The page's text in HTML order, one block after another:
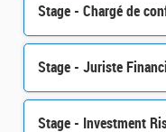
Stage - Chargé de
Stage - Juriste
Stage - Investment